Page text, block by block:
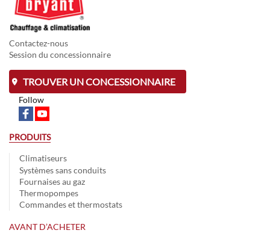
Contactez-nous
Session du concessionnaire
TROUVER UN CONCESSIONNAIRE
Follow
PRODUITS
Climatiseurs
Systèmes sans conduits
Fournaises au gaz
Thermopompes
Commandes et thermostats
AVANT D’ACHETER